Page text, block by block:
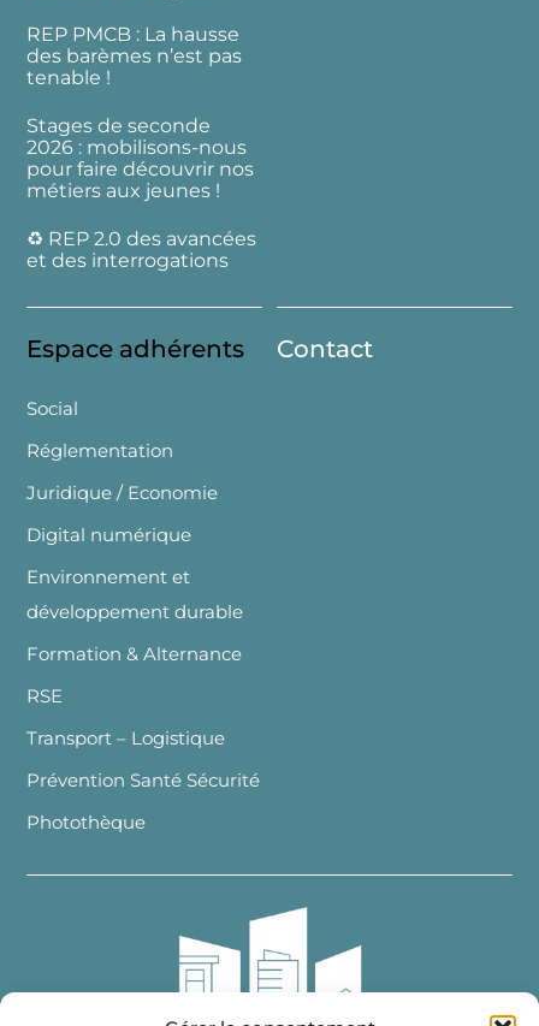
REP PMCB : La hausse
des barèmes n’est pas
tenable !
Stages de seconde
2026 : mobilisons-nous
pour faire découvrir nos
métiers aux jeunes !
♻️ REP 2.0 des avancées
et des interrogations
Espace adhérents
Social
Réglementation
Juridique / Economie
Digital numérique
Environnement et
développement durable
Formation & Alternance
RSE
Transport – Logistique
Prévention Santé Sécurité
Photothèque
Contact